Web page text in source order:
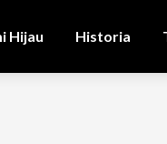
Hijau Historia